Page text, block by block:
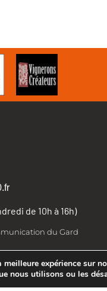
de 10h à 16h)
du Gard
expérience sur
nous utilisons ou les